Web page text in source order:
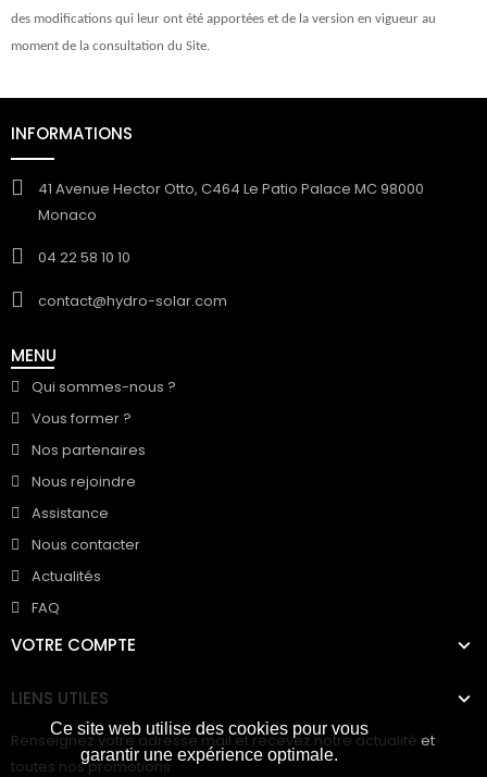
Ce site web utilise des cookies pour vous
garantir une expérience optimale.
des modifications qui leur ont été apportées et de la version en vigueur au
moment de la consultation du Site.
INFORMATIONS
41 Avenue Hector Otto, C464 Le Patio Palace MC 98000
Monaco
04 22 58 10 10
contact@hydro-solar.com
MENU
Qui sommes-nous ?
Vous former ?
Nos partenaires
Nous rejoindre
Assistance
Nous contacter
Actualités
FAQ
VOTRE COMPTE
LIENS UTILES
Renseignez votre adresse mail et recevez notre actualité et
toutes nos promotions.